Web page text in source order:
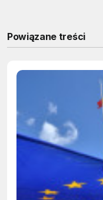
Powiązane treści